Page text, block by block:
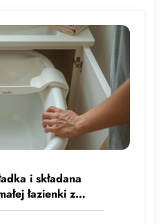
i składana
łazienki z